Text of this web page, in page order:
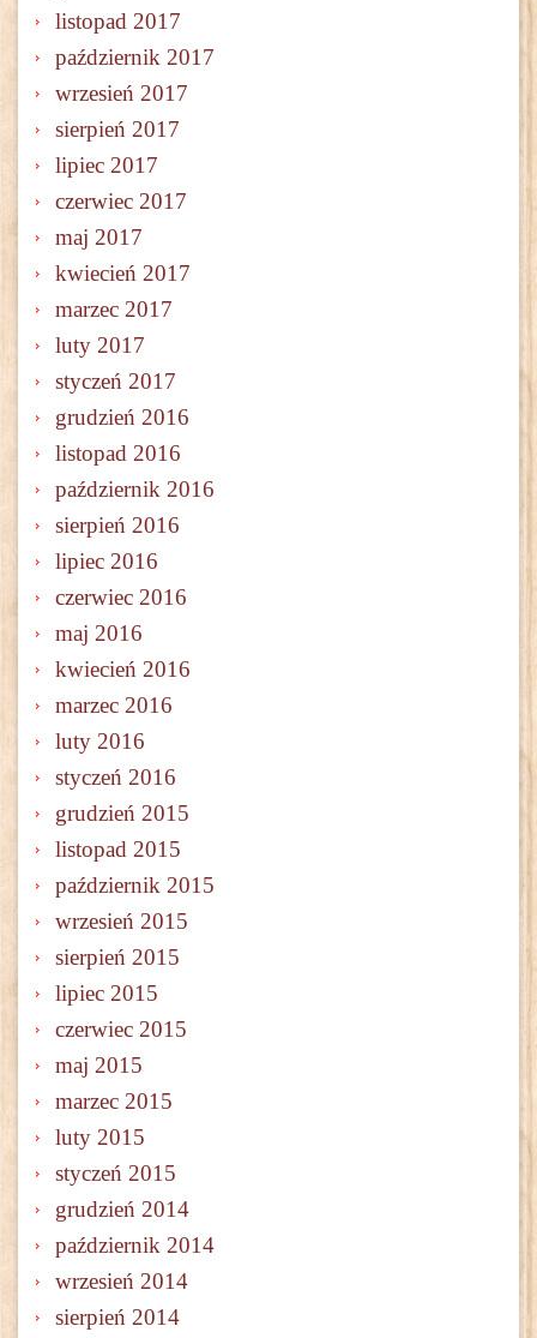
listopad 2017
październik 2017
wrzesień 2017
sierpień 2017
lipiec 2017
czerwiec 2017
maj 2017
kwiecień 2017
marzec 2017
luty 2017
styczeń 2017
grudzień 2016
listopad 2016
październik 2016
sierpień 2016
lipiec 2016
czerwiec 2016
maj 2016
kwiecień 2016
marzec 2016
luty 2016
styczeń 2016
grudzień 2015
listopad 2015
październik 2015
wrzesień 2015
sierpień 2015
lipiec 2015
czerwiec 2015
maj 2015
marzec 2015
luty 2015
styczeń 2015
grudzień 2014
październik 2014
wrzesień 2014
sierpień 2014